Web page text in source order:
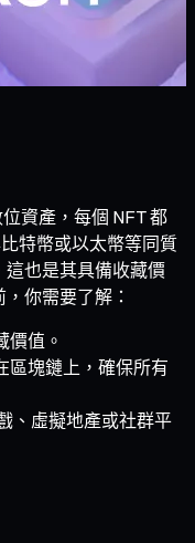
資產，每個 NFT 都
特幣或以太幣等同質
這也是其具備收藏價
你需要了解：
價值。
區塊鏈上，確保所有
、虛擬地產或社群平